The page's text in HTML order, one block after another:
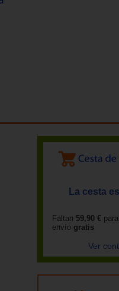
La cesta
Faltan 59,90 €
envío gratis
Ver